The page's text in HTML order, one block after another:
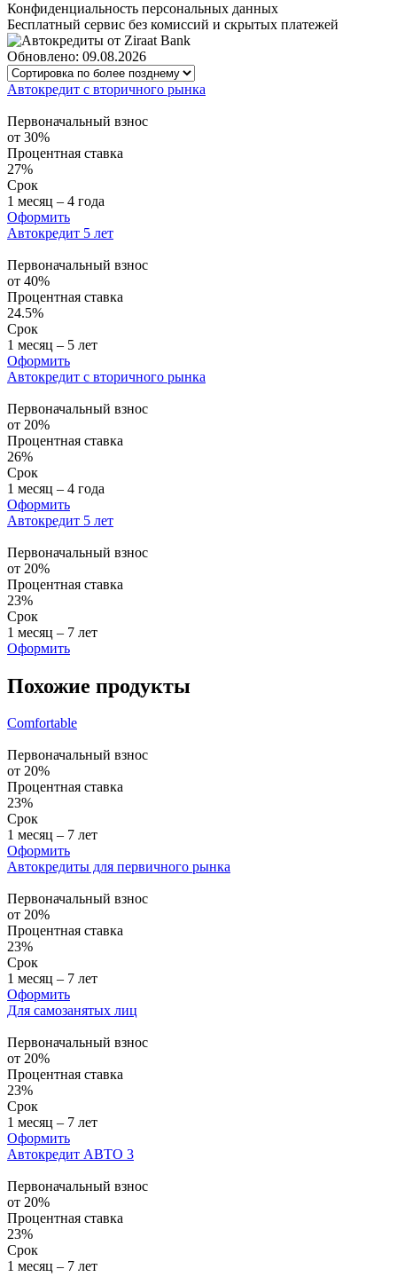
Конфиденциальность персональных данных
Бесплатный сервис без комиссий и скрытых платежей
Обновлено: 09.08.2026
Автокредит с вторичного рынка
Первоначальный взнос
от 30%
Процентная ставка
27%
Срок
1 месяц – 4 года
Оформить
Автокредит 5 лет
Первоначальный взнос
от 40%
Процентная ставка
24.5%
Срок
1 месяц – 5 лет
Оформить
Автокредит с вторичного рынка
Первоначальный взнос
от 20%
Процентная ставка
26%
Срок
1 месяц – 4 года
Оформить
Автокредит 5 лет
Первоначальный взнос
от 20%
Процентная ставка
23%
Срок
1 месяц – 7 лет
Оформить
Похожие продукты
Comfortable
Первоначальный взнос
от 20%
Процентная ставка
23%
Срок
1 месяц – 7 лет
Оформить
Автокредиты для первичного рынка
Первоначальный взнос
от 20%
Процентная ставка
23%
Срок
1 месяц – 7 лет
Оформить
Для самозанятых лиц
Первоначальный взнос
от 20%
Процентная ставка
23%
Срок
1 месяц – 7 лет
Оформить
Автокредит АВТО 3
Первоначальный взнос
от 20%
Процентная ставка
23%
Срок
1 месяц – 7 лет